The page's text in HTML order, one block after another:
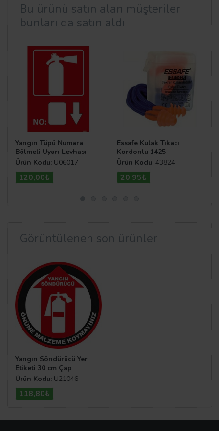
Bu ürünü satın alan müşteriler
bunları da satın aldı
Yangın Tüpü Numara
Bölmeli Uyarı Levhası
Ürün Kodu: U06017
120,00₺
Essafe Kulak Tıkacı
Kordonlu 1425
Ürün Kodu: 43824
20,95₺
Görüntülenen son ürünler
Yangın Söndürücü Yer
Etiketi 30 cm Çap
Ürün Kodu: U21046
118,80₺